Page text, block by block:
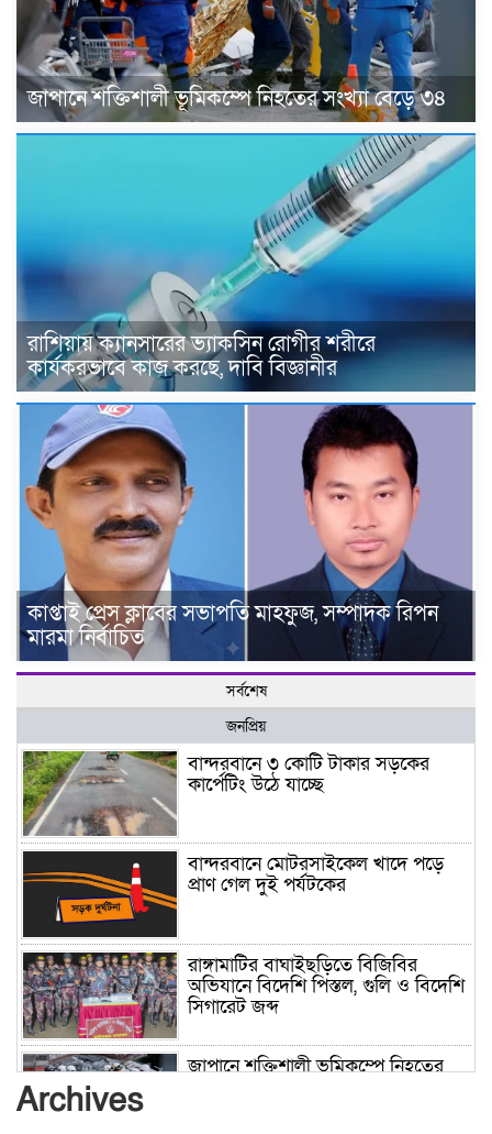
জাপানে শক্তিশালী ভূমিকম্পে নিহতের সংখ্যা বেড়ে ৩৪
রাশিয়ায় ক্যানসারের ভ্যাকসিন রোগীর শরীরে
কার্যকরভাবে কাজ করছে, দাবি বিজ্ঞানীর
কাপ্তাই প্রেস ক্লাবের সভাপতি মাহফুজ, সম্পাদক রিপন
মারমা নির্বাচিত
সর্বশেষ
জনপ্রিয়
বান্দরবানে ৩ কোটি টাকার সড়কের
কার্পেটিং উঠে যাচ্ছে
বান্দরবানে মোটরসাইকেল খাদে পড়ে
প্রাণ গেল দুই পর্যটকের
রাঙ্গামাটির বাঘাইছড়িতে বিজিবির
অভিযানে বিদেশি পিস্তল, গুলি ও বিদেশি
সিগারেট জব্দ
জাপানে শক্তিশালী ভূমিকম্পে নিহতের
Archives